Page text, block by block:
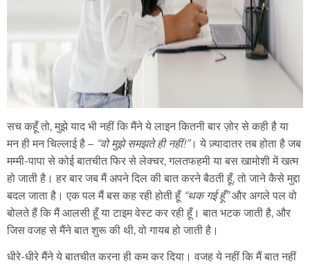
सच कहूँ तो, मुझे याद भी नहीं कि मैंने ये लाइन कितनी बार ज़ोर से कही है या
मन ही मन चिल्लाई है – “वो मुझे समझते ही नहीं!”। ये ज़्यादातर तब होता है जब
मम्मी-पापा से कोई बातचीत फिर से लेक्चर, गलतफहमी या बस खामोशी में खत्म
हो जाती है। हर बार जब मैं अपने दिल की बात करने बैठती हूँ, तो जाने कैसे मुद्दा
बदल जाता है। एक पल मैं बस कह रही होती हूँ “थक गई हूँ”और अगले पल वो
बोलते हैं कि मैं आलसी हूँ या टाइम वेस्ट कर रही हूँ। बात भटक जाती है, और
जिस वजह से मैंने बात शुरू की थी, वो गायब हो जाती है।
धीरे-धीरे मैंने ये बातचीत करना ही कम कर दिया। वजह ये नहीं कि मैं बात नहीं